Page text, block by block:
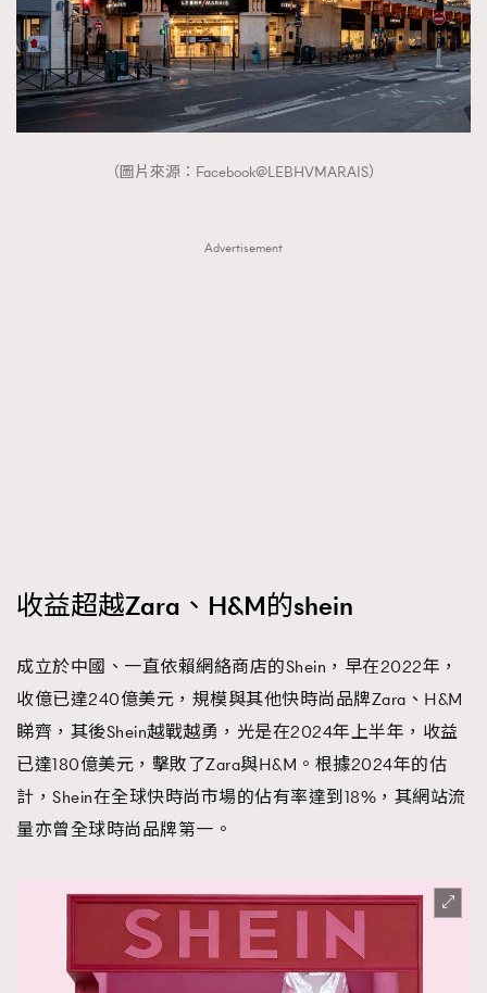
（圖片來源：Facebook@LEBHVMARAIS）
Advertisement
收益超越Zara、H&M的shein
成立於中國、一直依賴網絡商店的Shein，早在2022年，
收億已達240億美元，規模與其他快時尚品牌Zara、H&M
睇齊，其後Shein越戰越勇，光是在2024年上半年，收益
已達180億美元，擊敗了Zara與H&M。根據2024年的估
計，Shein在全球快時尚市場的佔有率達到18%，其網站流
量亦曾全球時尚品牌第一。